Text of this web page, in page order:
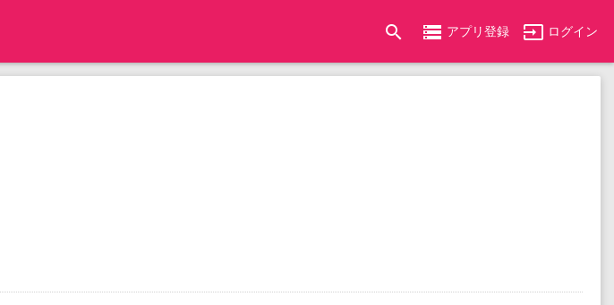
search storage アプリ登録 input ログイン